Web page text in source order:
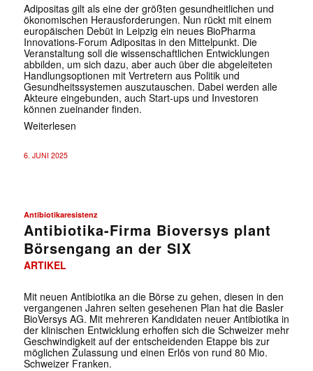
Adipositas gilt als eine der größten gesundheitlichen und
ökonomischen Herausforderungen. Nun rückt mit einem
europäischen Debüt in Leipzig ein neues BioPharma
Innovations-Forum Adipositas in den Mittelpunkt. Die
Veranstaltung soll die wissenschaftlichen Entwicklungen
abbilden, um sich dazu, aber auch über die abgeleiteten
Handlungsoptionen mit Vertretern aus Politik und
Gesundheitssystemen auszutauschen. Dabei werden alle
Akteure eingebunden, auch Start-ups und Investoren
können zueinander finden.
Weiterlesen
6. JUNI 2025
Antibiotikaresistenz
Antibiotika-Firma Bioversys plant
Börsengang an der SIX
ARTIKEL
Mit neuen Antibiotika an die Börse zu gehen, diesen in den
vergangenen Jahren selten gesehenen Plan hat die Basler
BioVersys AG. Mit mehreren Kandidaten neuer Antibiotika in
der klinischen Entwicklung erhoffen sich die Schweizer mehr
Geschwindigkeit auf der entscheidenden Etappe bis zur
möglichen Zulassung und einen Erlös von rund 80 Mio.
Schweizer Franken.